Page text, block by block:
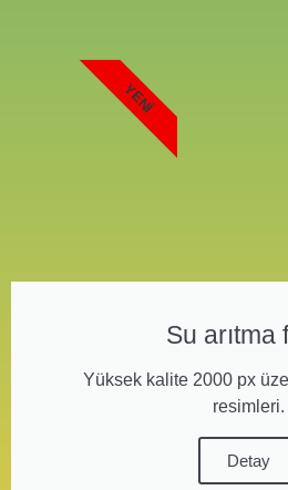
Su arıtma
Yüksek kalite 2000 px
resimleri.
Detay
YENI